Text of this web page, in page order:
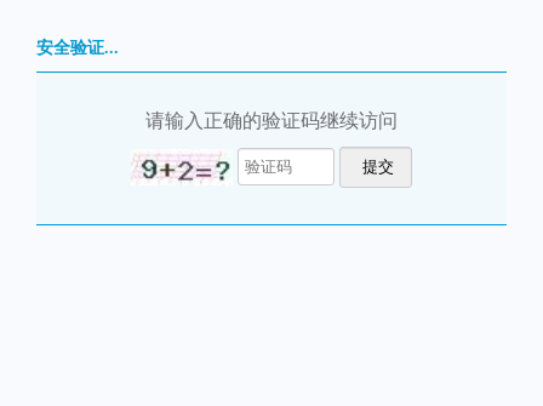
安全验证...
请输入正确的验证码继续访问